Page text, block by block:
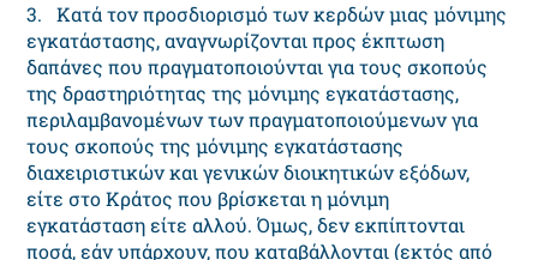
3. Κατά τον προσδιορισμό των κερδών μιας μόνιμης
εγκατάστασης, αναγνωρίζονται προς έκπτωση
δαπάνες που πραγματοποιούνται για τους σκοπούς
της δραστηριότητας της μόνιμης εγκατάστασης,
περιλαμβανομένων των πραγματοποιούμενων για
τους σκοπούς της μόνιμης εγκατάστασης
διαχειριστικών και γενικών διοικητικών εξόδων,
είτε στο Κράτος που βρίσκεται η μόνιμη
εγκατάσταση είτε αλλού. Όμως, δεν εκπίπτονται
ποσά, εάν υπάρχουν, που καταβάλλονται (εκτός από